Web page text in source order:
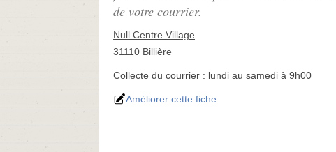
de votre courrier.
Null Centre Village
31110 Billière
Collecte du courrier : lundi au samedi à 9h00
Améliorer cette fiche